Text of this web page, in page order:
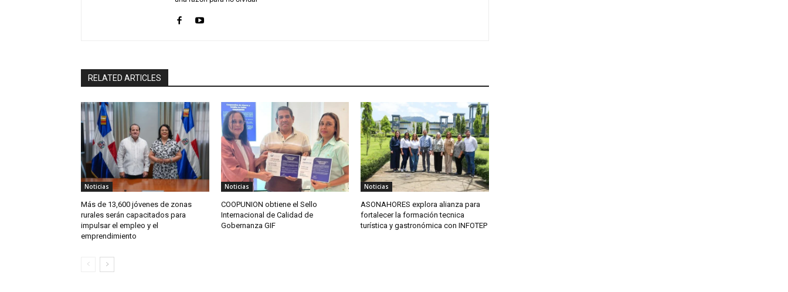
RELATED ARTICLES
Noticias
Más de 13,600 jóvenes de zonas
rurales serán capacitados para
impulsar el empleo y el
emprendimiento
Noticias
COOPUNION obtiene el Sello
Internacional de Calidad de
Gobernanza GIF
Noticias
ASONAHORES explora alianza para
fortalecer la formación tecnica
turística y gastronómica con INFOTEP